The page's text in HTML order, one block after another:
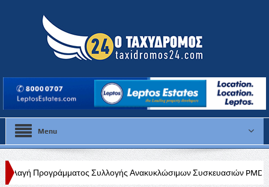
Menu
Ανακυκλώσιμων Συσκευασιών PMD και Χαρτιού λόγω των